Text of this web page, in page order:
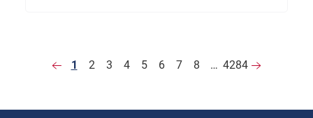
1 2 3 4 5 6 7 8 … 4284